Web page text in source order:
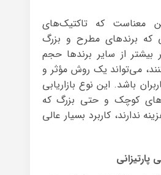
معناست که تاکتیک‌های
که برند‌های مطرح و بزرگ
بیشتر از سایر برندها حجم
می‌تواند یک روش مؤثر و
باشد. این نوع بازاریابی
کوچک و حتی بزرگ که
ندارند، کاربرد بسیار عالی
پارتیزانی